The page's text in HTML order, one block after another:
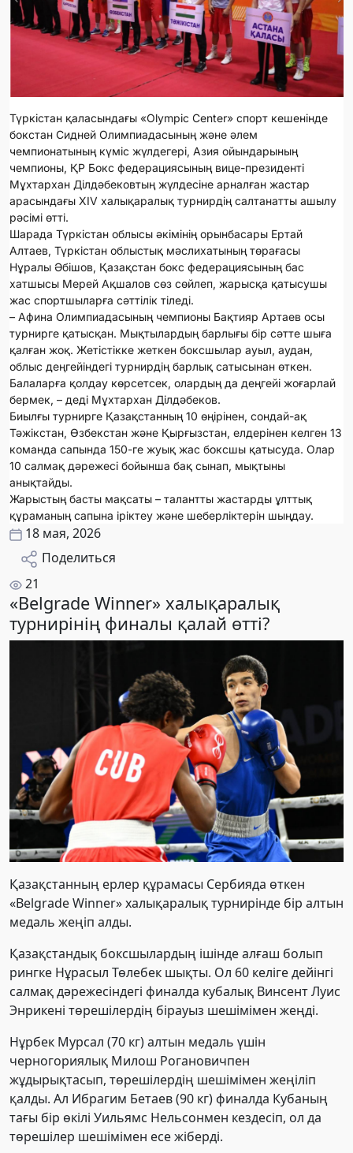
Түркістан қаласындағы «Olympic Center» спорт кешенінде
бокстан Сидней Олимпиадасының және әлем
чемпионатының күміс жүлдегері, Азия ойындарының
чемпионы, ҚР Бокс федерациясының вице-президенті
Мұхтархан Ділдәбековтың жүлдесіне арналған жастар
арасындағы XIV халықаралық турнирдің салтанатты ашылу
рәсімі өтті.
Шарада Түркістан облысы әкімінің орынбасары Ертай
Алтаев, Түркістан облыстық мәслихатының төрағасы
Нұралы Әбішов, Қазақстан бокс федерациясының бас
хатшысы Мерей Ақшалов сөз сөйлеп, жарысқа қатысушы
жас спортшыларға сәттілік тіледі.
– Афина Олимпиадасының чемпионы Бақтияр Артаев осы
турнирге қатысқан. Мықтылардың барлығы бір сәтте шыға
қалған жоқ. Жетістікке жеткен боксшылар ауыл, аудан,
облыс деңгейіндегі турнирдің барлық сатысынан өткен.
Балаларға қолдау көрсетсек, олардың да деңгейі жоғарлай
бермек, – деді Мұхтархан Ділдәбеков.
Биылғы турнирге Қазақстанның 10 өңірінен, сондай-ақ
Тәжікстан, Өзбекстан және Қырғызстан, елдерінен келген 13
команда сапында 150-ге жуық жас боксшы қатысуда. Олар
10 салмақ дәрежесі бойынша бақ сынап, мықтыны
анықтайды.
Жарыстың басты мақсаты – талантты жастарды ұлттық
құраманың сапына іріктеу және шеберліктерін шыңдау.
18 мая, 2026
Поделиться
21
«Belgrade Winner» халықаралық
турнирінің финалы қалай өтті?
Қазақстанның ерлер құрамасы Сербияда өткен
«Belgrade Winner» халықаралық турнирінде бір алтын
медаль жеңіп алды.
Қазақстандық боксшылардың ішінде алғаш болып
рингке Нұрасыл Төлебек шықты. Ол 60 келіге дейінгі
салмақ дәрежесіндегі финалда кубалық Винсент Луис
Энрикені төрешілердің бірауыз шешімімен жеңді.
Нұрбек Мурсал (70 кг) алтын медаль үшін
черногориялық Милош Рогановичпен
жұдырықтасып, төрешілердің шешімімен жеңіліп
қалды. Ал Ибрагим Бетаев (90 кг) финалда Кубаның
тағы бір өкілі Уильямс Нельсонмен кездесіп, ол да
төрешілер шешімімен есе жіберді.